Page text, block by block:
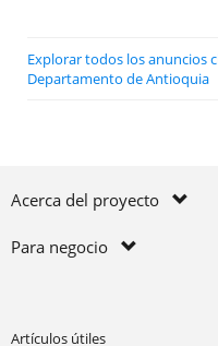
Explorar todos los anuncios
Departamento de Antioquia
Acerca del proyecto
Para negocio
Artículos útiles